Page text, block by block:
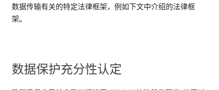
数据传输有关的特定法律框架，例如下文中介绍的法律框
架。
数据保护充分性认定